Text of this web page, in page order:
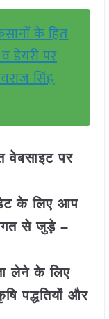
के हित
डेयरी पर
सिंह
वेबसाइट पर
के लिए आप
से जुड़े –
लेने के लिए
पद्धतियों और